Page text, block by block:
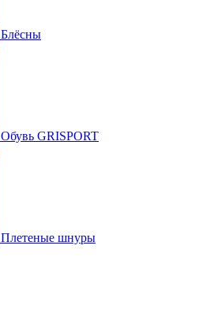
Блёсны
Обувь GRISPORT
Плетеные шнуры